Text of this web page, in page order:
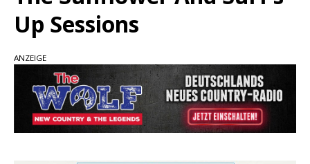
pez veröffentlicht neue Single „Late Night
Randy Travis veröffentlicht mit „I Don’t Care“
einen weiteren Schatz aus dem Archiv
Ben Gallaher kehrt zu seinen Wurzeln zurück –
„Taylor Gold“ zeigt die Kraft der Akustik
Up Sessions
ANZEIGE